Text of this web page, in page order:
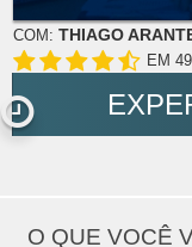
COM: THIAGO
EM
O QUE VOCÊ